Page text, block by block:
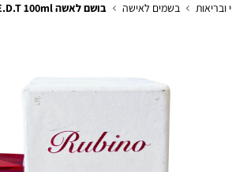
ובריאות בשמים לאישה בושם לאשה Roccobarocco Rubino E.D.T 100ml